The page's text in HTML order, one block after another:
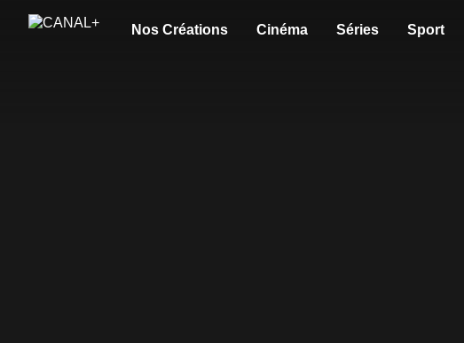
Nos Créations Cinéma Séries Sport